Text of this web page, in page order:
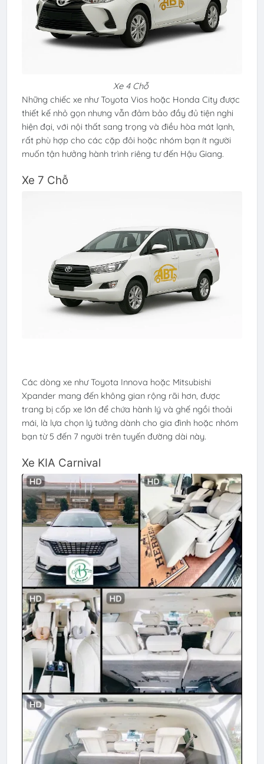
Xe 4 Chỗ
Những chiếc xe như Toyota Vios hoặc Honda City được
thiết kế nhỏ gọn nhưng vẫn đảm bảo đầy đủ tiện nghi
hiện đại, với nội thất sang trọng và điều hòa mát lạnh,
rất phù hợp cho các cặp đôi hoặc nhóm bạn ít người
muốn tận hưởng hành trình riêng tư đến Hậu Giang.
Xe 7 Chỗ
Các dòng xe như Toyota Innova hoặc Mitsubishi
Xpander mang đến không gian rộng rãi hơn, được
trang bị cốp xe lớn để chứa hành lý và ghế ngồi thoải
mái, là lựa chọn lý tưởng dành cho gia đình hoặc nhóm
bạn từ 5 đến 7 người trên tuyến đường dài này.
Xe KIA Carnival